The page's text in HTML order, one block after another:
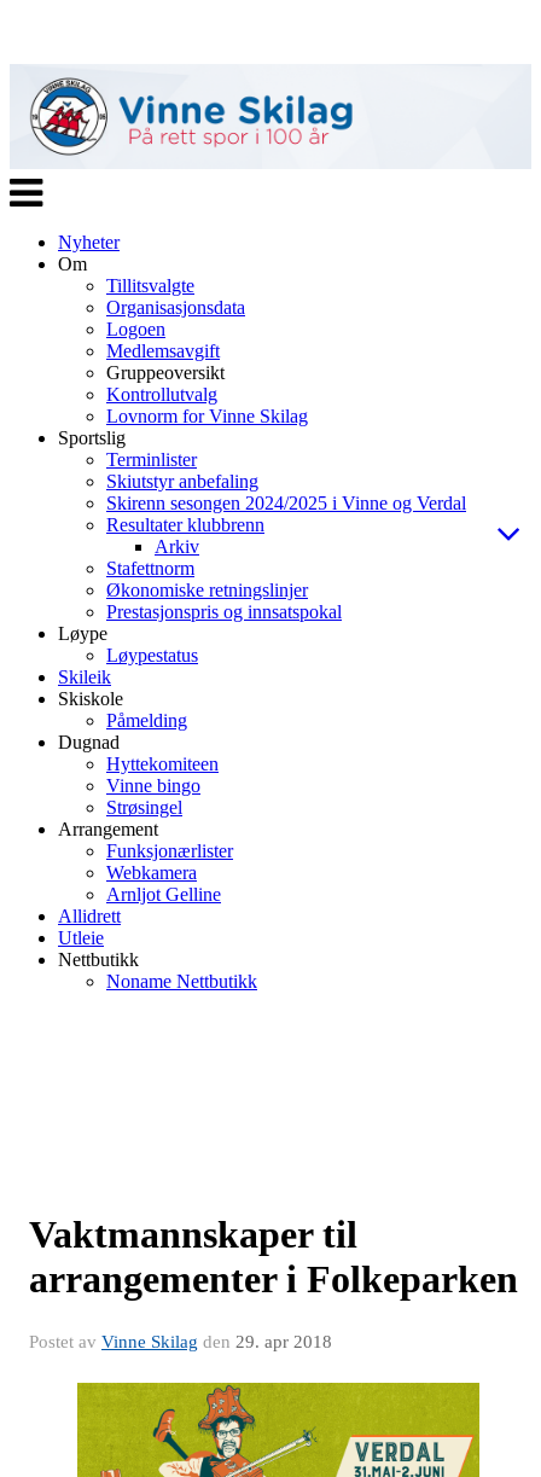
Veksle
navigasjon
Nyheter
Om
Tillitsvalgte
Organisasjonsdata
Logoen
Medlemsavgift
Gruppeoversikt
Kontrollutvalg
Lovnorm for Vinne Skilag
Sportslig
Terminlister
Skiutstyr anbefaling
Skirenn sesongen 2024/2025 i Vinne og Verdal
Resultater klubbrenn
Arkiv
Stafettnorm
Økonomiske retningslinjer
Prestasjonspris og innsatspokal
Løype
Løypestatus
Skileik
Skiskole
Påmelding
Dugnad
Hyttekomiteen
Vinne bingo
Strøsingel
Arrangement
Funksjonærlister
Webkamera
Arnljot Gelline
Allidrett
Utleie
Nettbutikk
Noname Nettbutikk
Vaktmannskaper til
arrangementer i Folkeparken
Postet av Vinne Skilag den 29. apr 2018